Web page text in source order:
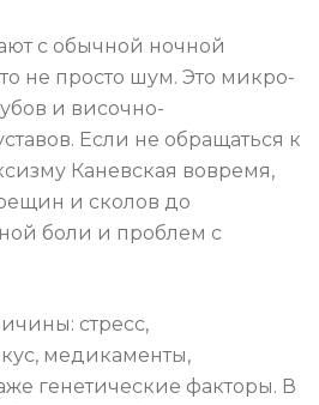
с обычной ночной
не просто шум. Это микро-
и височно-
Если не обращаться к
Каневская вовремя,
и сколов до
боли и проблем с
стресс,
медикаменты,
генетические факторы. В